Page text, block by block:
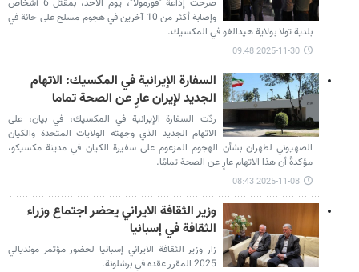
صرحت إذاعة "فورمولا"، يوم الأحد، بمقتل 6 أشخاص
وإصابة أكثر من 10 آخرين في هجوم مسلح على حانة في
بلدية تولا بولاية هيدالغو في المكسيك.
2025-11-30 09:48
السفارة الإيرانية في المكسيك: الاتهام
الجديد لإيران عارٍ عن الصحة تماما
ردّت السفارة الإيرانية في المكسيك، في بيان، على
الاتهام الجديد الذي وجهته الولايات المتحدة والكيان
الصهيوني لطهران بشأن الهجوم المزعوم على سفيرة الكيان في مدينة مكسيكو،
مؤكدةً أن هذا الاتهام عارٍ عن الصحة تمامًا.
2025-11-08 08:43
وزير الثقافة الايراني يحضر اجتماع وزراء
الثقافة في إسبانيا
زار وزير الثقافة الايراني إسبانيا لحضور مؤتمر مونديالي
2025 المقرر عقده في برشلونة.